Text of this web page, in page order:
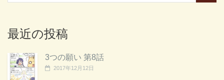
最近の投稿
3つの願い 第8話
2017年12月12日